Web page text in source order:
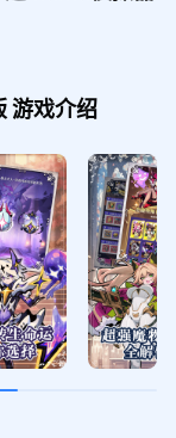
游戏介绍